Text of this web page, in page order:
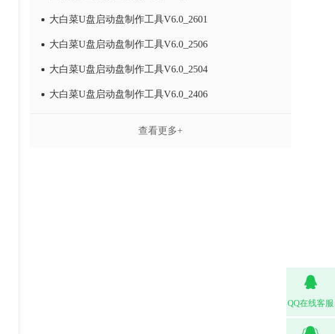
大白菜U盘启动盘制作工具V6.0_2601
大白菜U盘启动盘制作工具V6.0_2506
大白菜U盘启动盘制作工具V6.0_2504
大白菜U盘启动盘制作工具V6.0_2406
查看更多+
QQ在线客服